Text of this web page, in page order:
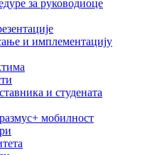
за руководиоце
и имплементацију
и студената
мобилност